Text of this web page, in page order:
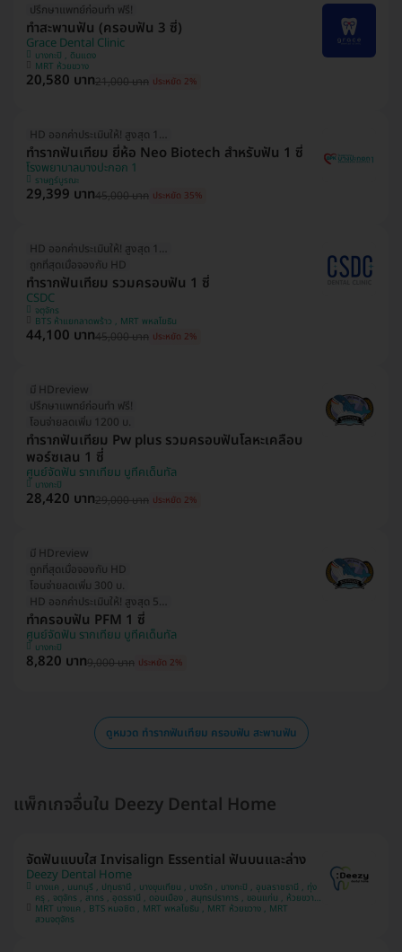
ปรึกษาแพทย์ก่อนทำ ฟรี!
ทำสะพานฟัน (ครอบฟัน 3 ซี่)
Grace Dental Clinic
บางกะปิ , ดินแดง
MRT ห้วยขวาง
20,580 บาท21,000 บาท ประหยัด 2%
HD ออกค่าประเมินให้! สูงสุด 1500 บ.
ทำรากฟันเทียม ยี่ห้อ Neo Biotech สำหรับฟัน 1 ซี่
โรงพยาบาลบางปะกอก 1
ราษฎร์บูรณะ
29,399 บาท45,000 บาท ประหยัด 35%
HD ออกค่าประเมินให้! สูงสุด 1500 บ.
ถูกที่สุดเมื่อจองกับ HD
ทำรากฟันเทียม รวมครอบฟัน 1 ซี่
CSDC
จตุจักร
BTS ห้าแยกลาดพร้าว , MRT พหลโยธิน
44,100 บาท45,000 บาท ประหยัด 2%
มี HDreview
ปรึกษาแพทย์ก่อนทำ ฟรี!
โอนจ่ายลดเพิ่ม 1200 บ.
ทำรากฟันเทียม Pw plus รวมครอบฟันโลหะเคลือบ
พอร์ซเลน 1 ซี่
ศูนย์จัดฟัน รากเทียม บูทีคเด็นทัล
บางกะปิ
28,420 บาท29,000 บาท ประหยัด 2%
มี HDreview
ถูกที่สุดเมื่อจองกับ HD
โอนจ่ายลดเพิ่ม 300 บ.
HD ออกค่าประเมินให้! สูงสุด 500 บ.
ทำครอบฟัน PFM 1 ซี่
ศูนย์จัดฟัน รากเทียม บูทีคเด็นทัล
บางกะปิ
8,820 บาท9,000 บาท ประหยัด 2%
ดูหมวด ทำรากฟันเทียม ครอบฟัน สะพานฟัน
แพ็กเกจอื่นใน Deezy Dental Home
จัดฟันแบบใส Invisalign Essential ฟันบนและล่าง
Deezy Dental Home
บางแค , นนทบุรี , ปทุมธานี , บางขุนเทียน , บางรัก , บางกะปิ , อุบลราชธานี , ทุ่ง
ครุ , จตุจักร , สาทร , อุดรธานี , ดอนเมือง , สมุทรปราการ , ขอนแก่น , ห้วยขวาง
, วังทองหลาง , มีนบุรี
MRT บางแค , BTS หมอชิต , MRT พหลโยธิน , MRT ห้วยขวาง , MRT
สวนจตุจักร